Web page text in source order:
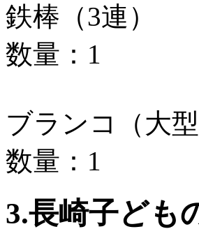
鉄棒（3連）
数量：1
ブランコ（大型
数量：1
3.長崎子ども